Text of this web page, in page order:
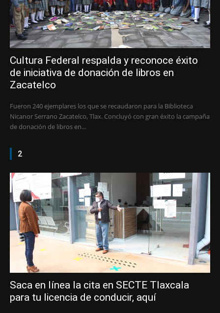
Cultura Federal respalda y reconoce éxito
de iniciativa de donación de libros en
Zacatelco
Fueron 240 ejemplares los que se recaudaron para la Biblioteca
Nicanor Serrano Zacatelco, Tlax. Concluyó con gran éxito la campaña
de donación de libros en...
2
Saca en línea la cita en SECTE Tlaxcala
para tu licencia de conducir, aquí